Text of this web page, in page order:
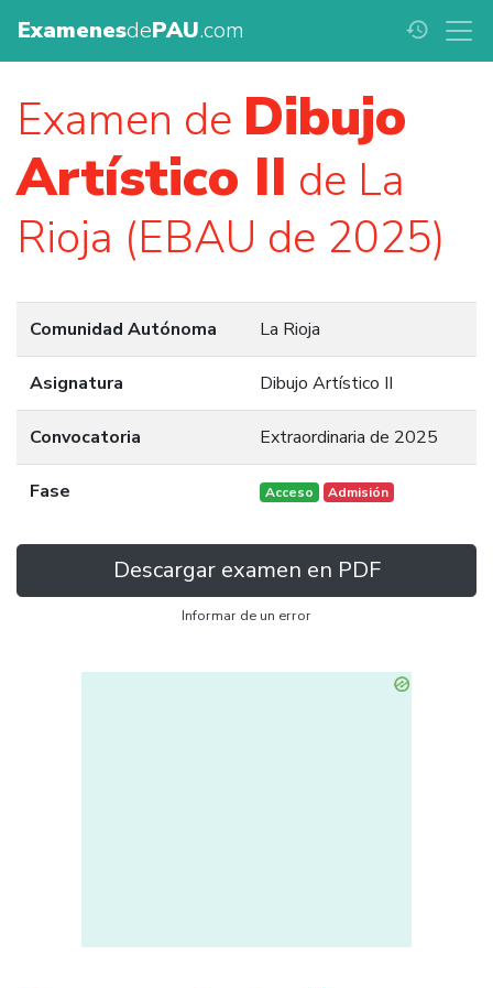
ExamenesdePAU.com history
Examen de Dibujo
Artístico II de La
Rioja (EBAU de 2025)
Comunidad Autónoma La Rioja
Asignatura Dibujo Artístico II
Convocatoria Extraordinaria de 2025
Fase Acceso Admisión
Descargar examen en PDF
Informar de un error